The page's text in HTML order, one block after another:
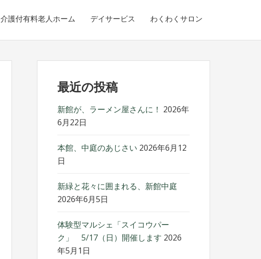
介護付有料老人ホーム デイサービス わくわくサロン
最近の投稿
新館が、ラーメン屋さんに！ 2026年
6月22日
本館、中庭のあじさい 2026年6月12
日
新緑と花々に囲まれる、新館中庭
2026年6月5日
体験型マルシェ「スイコウパー
ク」 5/17（日）開催します 2026
年5月1日